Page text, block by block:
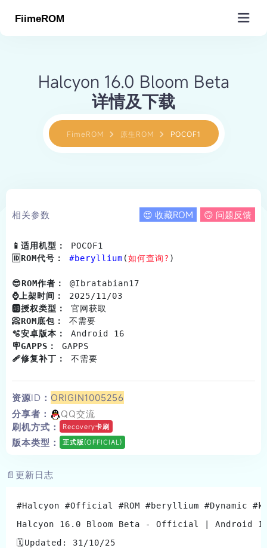
原生ROM(编译)
MIUI/HyperOS
沸米计划(移植)
SGSI/GSI(镜像)
小米工厂包(救砖)
原生项目导航
小米周边
小米型号查询
小米代号查询
工具&插件&教程
Pandatest
Gapps服务
Store App提取
KernelSU
关于&赞助
服务市场
客户端
BL解锁机
产品导航
FiimeClaw
MIUI下载
圈子
客服
Halcyon 16.0 Bloom Beta
详情及下载
FimeROM 原生ROM POCOF1
相关参数 😍 收藏ROM 🙃 问题反馈
📱适用机型：
🆔ROM代号：
#beryllium (如何查询? )
😎ROM作者：
⌚️上架时间：
🆎授权类型：
官网获
📀ROM底包：
不需
🫧安卓版本：
Android
🪧GAPPS：
🩹修复补丁：
不
资源ID： ORIGIN1005256
分享者：
QQ交流
刷机方式：
Recovery卡刷
版本类型： 正式版(OFFICIAL)
📄更新日志
#Halcyon #Official #ROM #beryllium #Dynamic
Halcyon 16.0 Bloom Beta - Official | Android
🗓Updated: 31/10/25